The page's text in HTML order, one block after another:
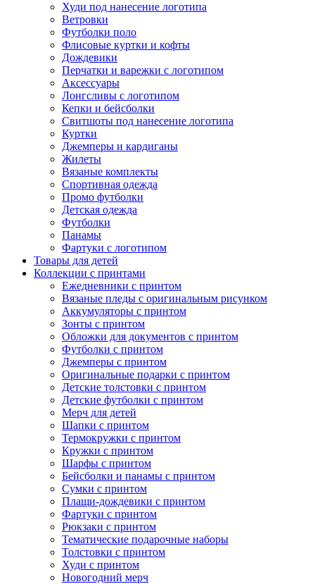
Худи под нанесение логотипа
Ветровки
Футболки поло
Флисовые куртки и кофты
Дождевики
Перчатки и варежки с логотипом
Аксессуары
Лонгсливы с логотипом
Кепки и бейсболки
Свитшоты под нанесение логотипа
Куртки
Джемперы и кардиганы
Жилеты
Вязаные комплекты
Спортивная одежда
Промо футболки
Детская одежда
Футболки
Панамы
Фартуки с логотипом
Товары для детей
Коллекции с принтами
Ежедневники с принтом
Вязаные пледы с оригинальным рисунком
Аккумуляторы с принтом
Зонты с принтом
Обложки для документов с принтом
Футболки с принтом
Джемперы с принтом
Оригинальные подарки с принтом
Детские толстовки с принтом
Детские футболки с принтом
Мерч для детей
Шапки с принтом
Термокружки с принтом
Кружки с принтом
Шарфы с принтом
Бейсболки и панамы с принтом
Сумки с принтом
Плащи-дождевики с принтом
Фартуки с принтом
Рюкзаки с принтом
Тематические подарочные наборы
Толстовки с принтом
Худи с принтом
Новогодний мерч